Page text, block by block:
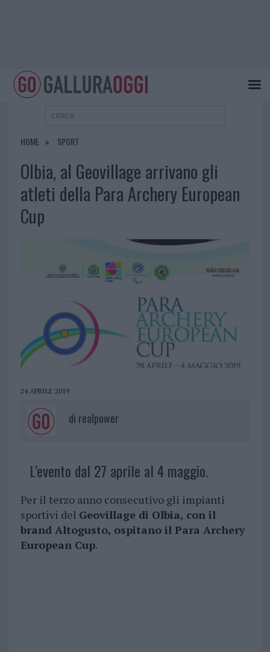
HOME SPORT
Olbia, al Geovillage arrivano gli
atleti della Para Archery European
Cup
24 APRILE 2019
di realpower
L’evento dal 27 aprile al 4 maggio.
Per il terzo anno consecutivo gli impianti
sportivi del Geovillage di Olbia, con il
brand Altogusto, ospitano il Para Archery
European Cup.